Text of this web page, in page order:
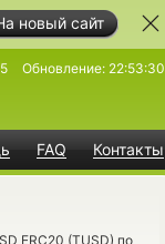
новый сайт
FAQ Контакты
Обновление: 22:53:30
ERC20 (TUSD) по